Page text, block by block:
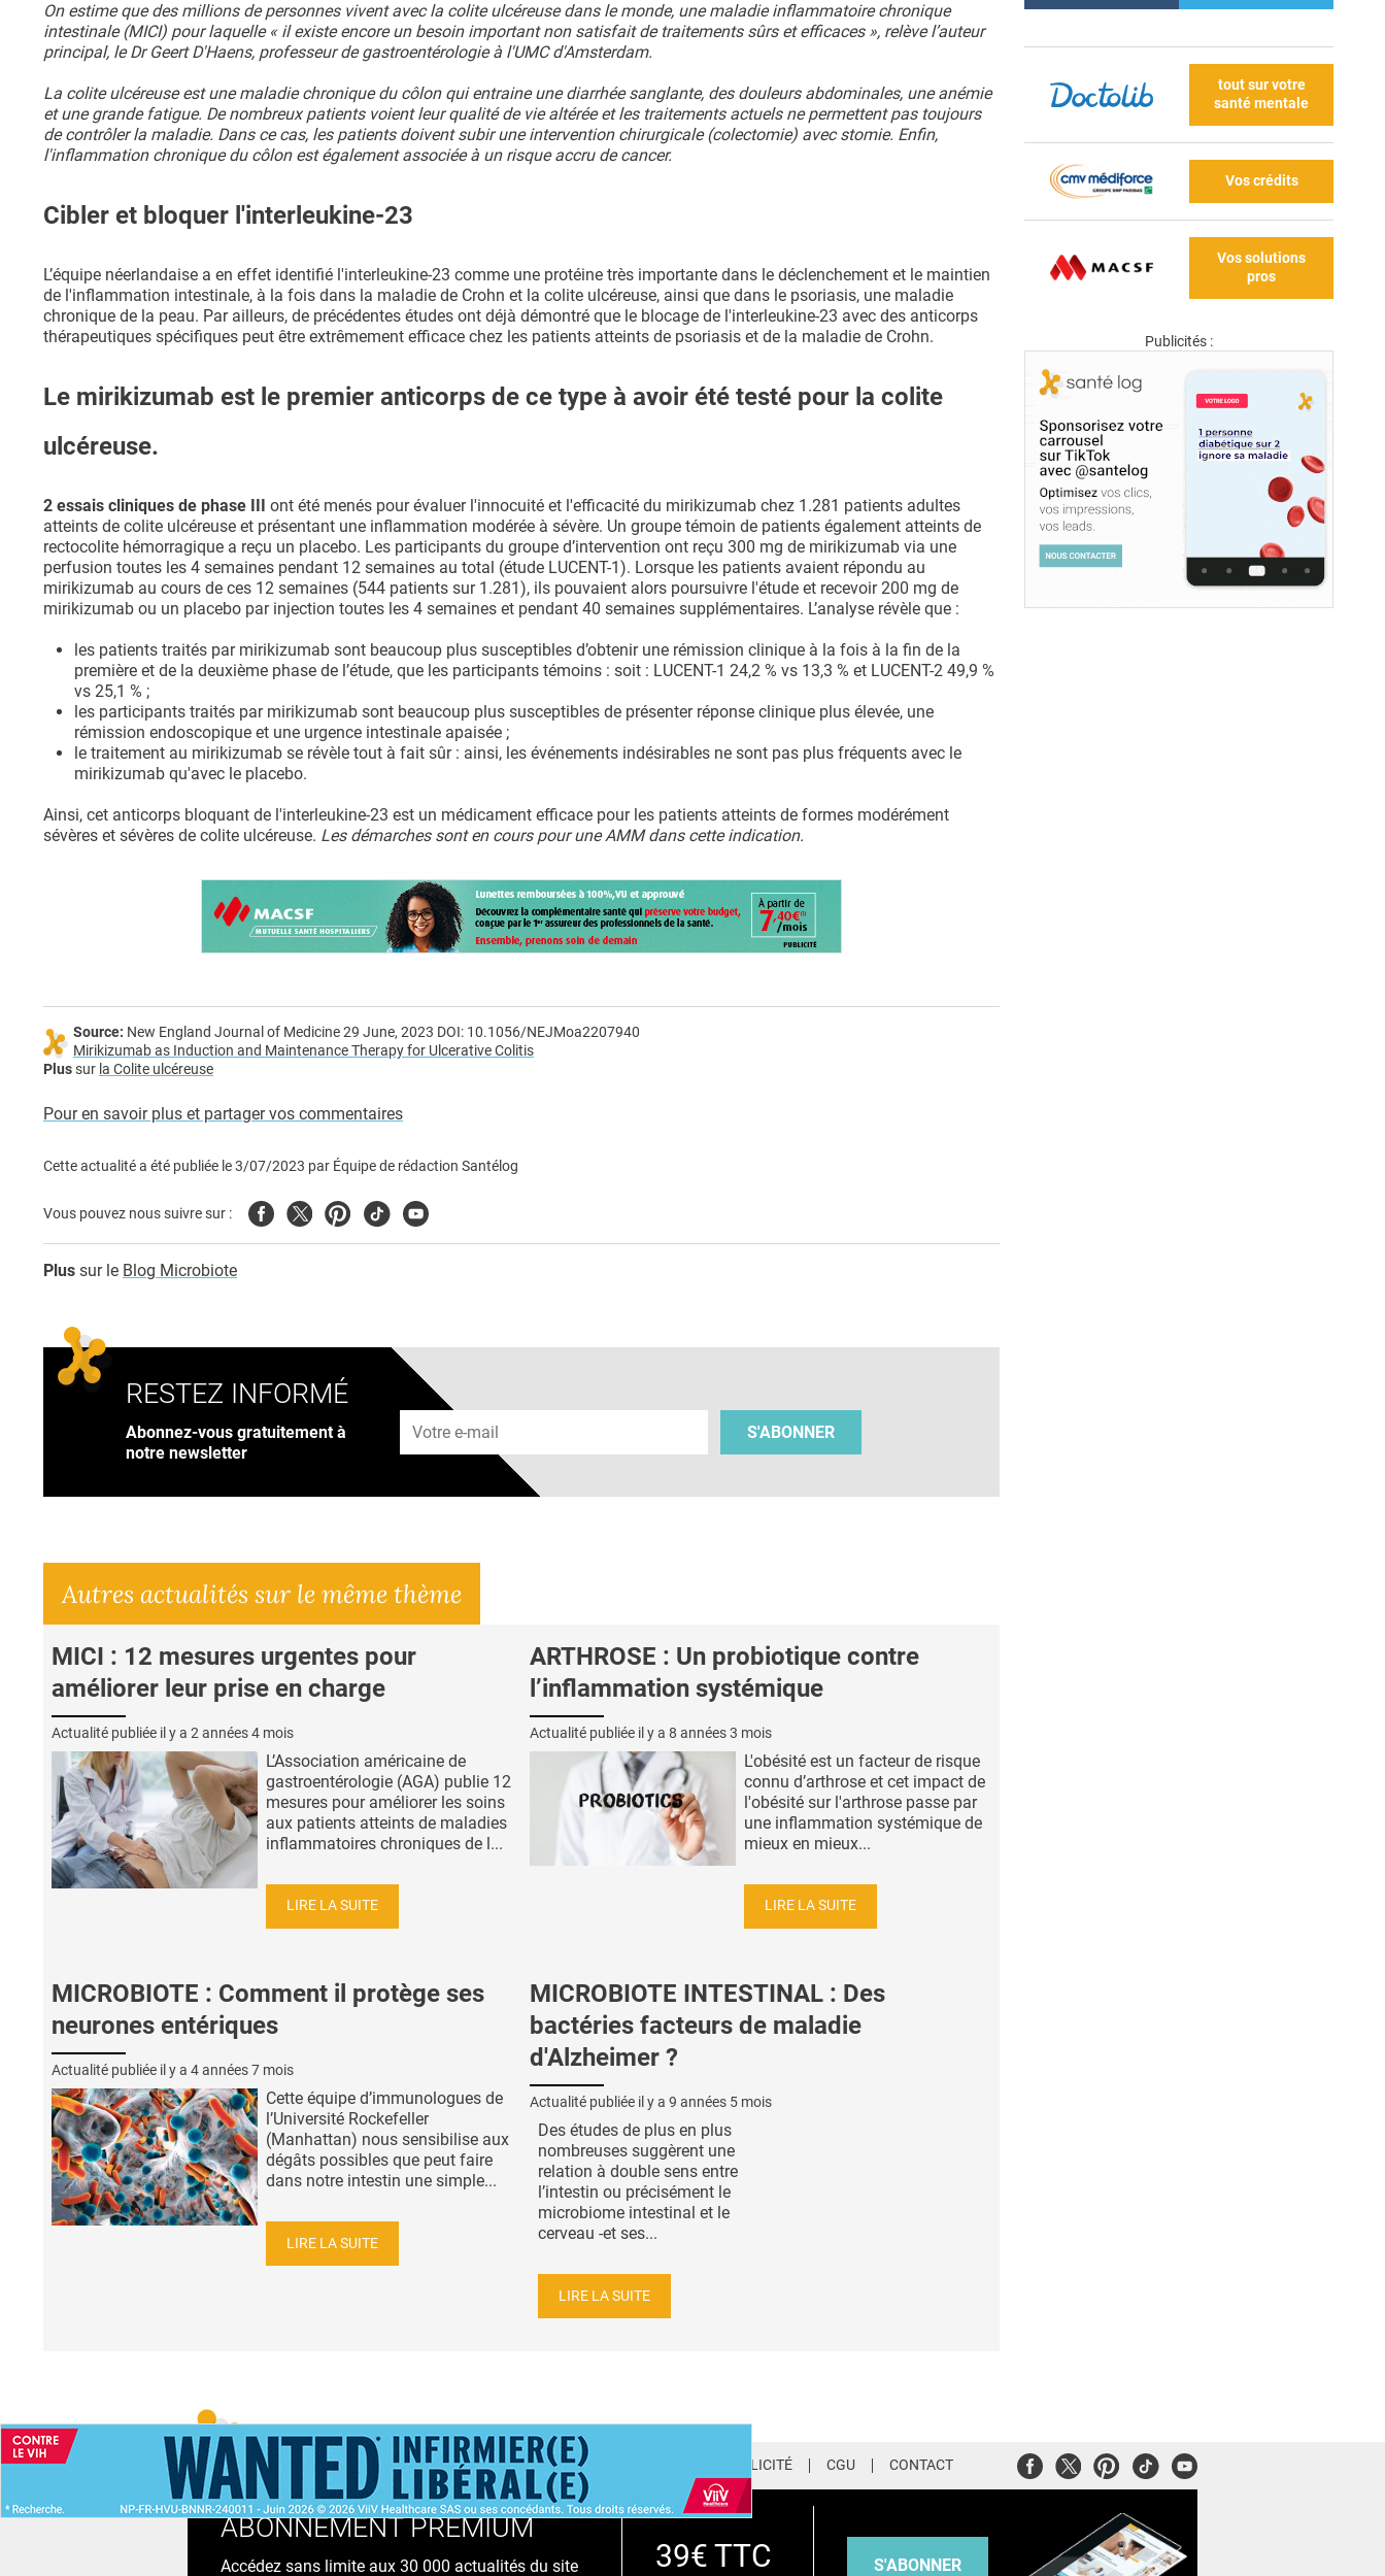
On estime que des millions de personnes vivent avec la colite ulcéreuse dans le monde, une maladie inflammatoire chronique
intestinale (MICI) pour laquelle « il existe encore un besoin important non satisfait de traitements sûrs et efficaces », relève l’auteur
principal, le Dr Geert D'Haens, professeur de gastroentérologie à l'UMC d'Amsterdam.
La colite ulcéreuse est une maladie chronique du côlon qui entraine une diarrhée sanglante, des douleurs abdominales, une anémie
et une grande fatigue. De nombreux patients voient leur qualité de vie altérée et les traitements actuels ne permettent pas toujours
de contrôler la maladie. Dans ce cas, les patients doivent subir une intervention chirurgicale (colectomie) avec stomie. Enfin,
l'inflammation chronique du côlon est également associée à un risque accru de cancer.
Cibler et bloquer l'interleukine-23
L’équipe néerlandaise a en effet identifié l'interleukine-23 comme une protéine très importante dans le déclenchement et le maintien
de l'inflammation intestinale, à la fois dans la maladie de Crohn et la colite ulcéreuse, ainsi que dans le psoriasis, une maladie
chronique de la peau. Par ailleurs, de précédentes études ont déjà démontré que le blocage de l'interleukine-23 avec des anticorps
thérapeutiques spécifiques peut être extrêmement efficace chez les patients atteints de psoriasis et de la maladie de Crohn.
Le mirikizumab est le premier anticorps de ce type à avoir été testé pour la colite
ulcéreuse.
2 essais cliniques de phase III ont été menés pour évaluer l'innocuité et l'efficacité du mirikizumab chez 1.281 patients adultes
atteints de colite ulcéreuse et présentant une inflammation modérée à sévère. Un groupe témoin de patients également atteints de
rectocolite hémorragique a reçu un placebo. Les participants du groupe d’intervention ont reçu 300 mg de mirikizumab via une
perfusion toutes les 4 semaines pendant 12 semaines au total (étude LUCENT-1). Lorsque les patients avaient répondu au
mirikizumab au cours de ces 12 semaines (544 patients sur 1.281), ils pouvaient alors poursuivre l'étude et recevoir 200 mg de
mirikizumab ou un placebo par injection toutes les 4 semaines et pendant 40 semaines supplémentaires. L’analyse révèle que :
les patients traités par mirikizumab sont beaucoup plus susceptibles d’obtenir une rémission clinique à la fois à la fin de la
première et de la deuxième phase de l’étude, que les participants témoins : soit : LUCENT-1 24,2 % vs 13,3 % et LUCENT-2 49,9 %
vs 25,1 % ;
les participants traités par mirikizumab sont beaucoup plus susceptibles de présenter réponse clinique plus élevée, une
rémission endoscopique et une urgence intestinale apaisée ;
le traitement au mirikizumab se révèle tout à fait sûr : ainsi, les événements indésirables ne sont pas plus fréquents avec le
mirikizumab qu'avec le placebo.
Ainsi, cet anticorps bloquant de l'interleukine-23 est un médicament efficace pour les patients atteints de formes modérément
sévères et sévères de colite ulcéreuse. Les démarches sont en cours pour une AMM dans cette indication.
Source: New England Journal of Medicine 29 June, 2023 DOI: 10.1056/NEJMoa2207940
Mirikizumab as Induction and Maintenance Therapy for Ulcerative Colitis
Plussur la Colite ulcéreuse
Pour en savoir plus et partager vos commentaires
Cette actualité a été publiée le3/07/2023 par Équipe de rédaction Santélog
Vous pouvez nous suivre sur : FacebookTwitterPinterest
TiktokYoutube
Plus sur le Blog Microbiote
RESTEZ INFORMÉ
Abonnez-vous gratuitement à
notre newsletter
Adresse e-mail
S'ABONNER
Autres actualités sur le même thème
MICI : 12 mesures urgentes pour
améliorer leur prise en charge
Actualité publiée il y a 2 années 4 mois
L’Association américaine de
gastroentérologie (AGA) publie 12
mesures pour améliorer les soins
aux patients atteints de maladies
inflammatoires chroniques de l...
LIRE LA SUITE
ARTHROSE : Un probiotique contre
l’inflammation systémique
Actualité publiée il y a 8 années 3 mois
L'obésité est un facteur de risque
connu d’arthrose et cet impact de
l'obésité sur l'arthrose passe par
une inflammation systémique de
mieux en mieux...
LIRE LA SUITE
MICROBIOTE : Comment il protège ses
neurones entériques
Actualité publiée il y a 4 années 7 mois
Cette équipe d’immunologues de
l’Université Rockefeller
(Manhattan) nous sensibilise aux
dégâts possibles que peut faire
dans notre intestin une simple...
LIRE LA SUITE
MICROBIOTE INTESTINAL : Des
bactéries facteurs de maladie
d'Alzheimer ?
Actualité publiée il y a 9 années 5 mois
Des études de plus en plus
nombreuses suggèrent une
relation à double sens entre
l’intestin ou précisément le
microbiome intestinal et le
cerveau -et ses...
LIRE LA SUITE
tout sur votre
santé mentale
Vos crédits
Vos solutions
pros
Publicités :
ACCUEIL NEWSLETTER QUI SOMMES-NOUS ? PUBLICITÉ CGU CONTACT FacebookTwitterPinterest
TiktokYoutube
ABONNEMENT PREMIUM
Accédez sans limite aux 30 000 actualités du site 39€ TTC S'ABONNER